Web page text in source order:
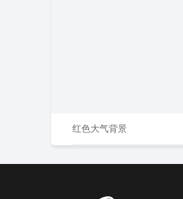
红色大气背景